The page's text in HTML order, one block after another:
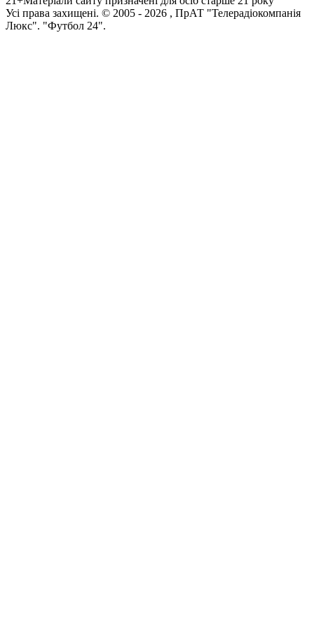
Усi права захищенi. © 2005 - 2026 , ПрАТ "Телерадіокомпанія
Люкс". "Футбол 24".